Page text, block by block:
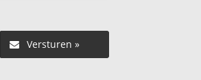
Versturen »